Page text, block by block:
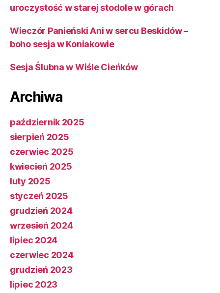
uroczystość w starej stodole w górach
Wieczór Panieński Ani w sercu Beskidów –
boho sesja w Koniakowie
Sesja Ślubna w Wiśle Cieńków
Archiwa
październik 2025
sierpień 2025
czerwiec 2025
kwiecień 2025
luty 2025
styczeń 2025
grudzień 2024
wrzesień 2024
lipiec 2024
czerwiec 2024
grudzień 2023
lipiec 2023